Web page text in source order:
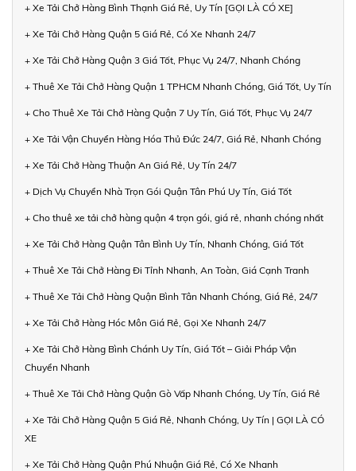
+ Xe Tải Chở Hàng Bình Thạnh Giá Rẻ, Uy Tín [GỌI LÀ CÓ XE]
+ Xe Tải Chở Hàng Quận 5 Giá Rẻ, Có Xe Nhanh 24/7
+ Xe Tải Chở Hàng Quận 3 Giá Tốt, Phục Vụ 24/7, Nhanh Chóng
+ Thuê Xe Tải Chở Hàng Quận 1 TPHCM Nhanh Chóng, Giá Tốt, Uy Tín
+ Cho Thuê Xe Tải Chở Hàng Quận 7 Uy Tín, Giá Tốt, Phục Vụ 24/7
+ Xe Tải Vận Chuyển Hàng Hóa Thủ Đức 24/7, Giá Rẻ, Nhanh Chóng
+ Xe Tải Chở Hàng Thuận An Giá Rẻ, Uy Tín 24/7
+ Dịch Vụ Chuyển Nhà Trọn Gói Quận Tân Phú Uy Tín, Giá Tốt
+ Cho thuê xe tải chở hàng quận 4 trọn gói, giá rẻ, nhanh chóng nhất
+ Xe Tải Chở Hàng Quận Tân Bình Uy Tín, Nhanh Chóng, Giá Tốt
+ Thuê Xe Tải Chở Hàng Đi Tỉnh Nhanh, An Toàn, Giá Cạnh Tranh
+ Thuê Xe Tải Chở Hàng Quận Bình Tân Nhanh Chóng, Giá Rẻ, 24/7
+ Xe Tải Chở Hàng Hóc Môn Giá Rẻ, Gọi Xe Nhanh 24/7
+ Xe Tải Chở Hàng Bình Chánh Uy Tín, Giá Tốt – Giải Pháp Vận
Chuyển Nhanh
+ Thuê Xe Tải Chở Hàng Quận Gò Vấp Nhanh Chóng, Uy Tín, Giá Rẻ
+ Xe Tải Chở Hàng Quận 5 Giá Rẻ, Nhanh Chóng, Uy Tín | GỌI LÀ CÓ
XE
+ Xe Tải Chở Hàng Quận Phú Nhuận Giá Rẻ, Có Xe Nhanh